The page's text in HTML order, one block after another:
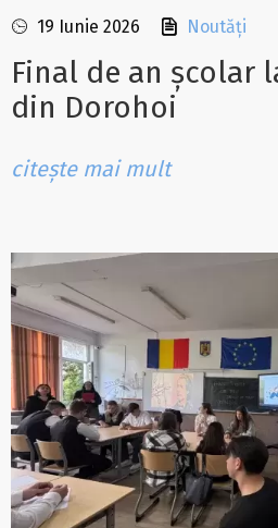
19 Iunie 2026 Noutăți
Final de an școlar
din Dorohoi
citește mai mult